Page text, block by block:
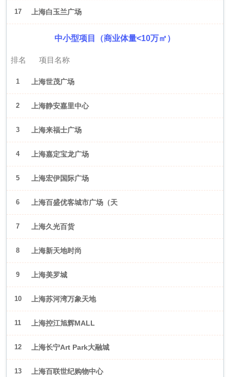
ONE
17 上海白玉兰广场
中小型项目（商业体量<10万㎡）
排名 项目名称
1 上海世茂广场
2 上海静安嘉里中心
3 上海来福士广场
4 上海嘉定宝龙广场
5 上海宏伊国际广场
6 上海百盛优客城市广场（天
山店）
7 上海久光百货
8 上海新天地时尚
9 上海美罗城
10 上海苏河湾万象天地
11 上海控江旭辉MALL
12 上海长宁Art Park大融城
13 上海百联世纪购物中心